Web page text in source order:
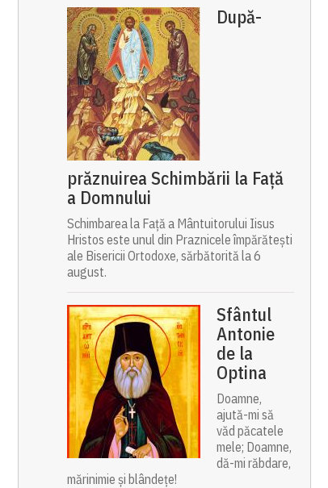
După-
prăznuirea Schimbării la Față
a Domnului
Schimbarea la Față a Mântuitorului Iisus
Hristos este unul din Praznicele împărătești
ale Bisericii Ortodoxe, sărbătorită la 6
august.
Sfântul
Antonie
de la
Optina
Doamne,
ajută-mi să
văd păcatele
mele; Doamne,
dă-mi răbdare,
mărinimie şi blândeţe!